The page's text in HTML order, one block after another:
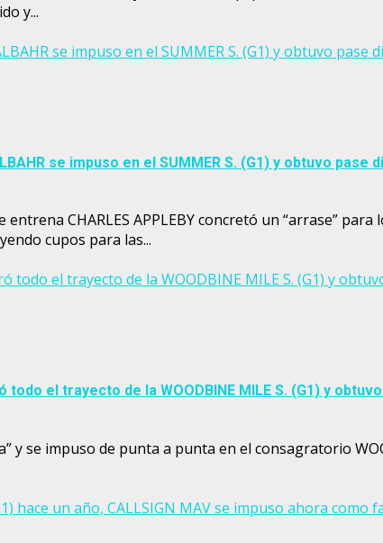
y...
se impuso en el SUMMER S. (G1) y obtuvo pase
se impuso en el SUMMER S. (G1) y obtuvo pase
CHARLES APPLEBY concretó un “arrase”
cupos para las...
el trayecto de la WOODBINE MILE S. (G1) y obtuvo
el trayecto de la WOODBINE MILE S. (G1) y obtuvo
y se impuso de punta a punta en el consagratorio
hace un año, CALLSIGN MAV se impuso ahora como